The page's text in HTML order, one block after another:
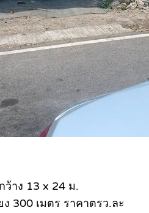
ว้าง 13 x 24 ม.
300 เมตร ราคาตรว.ละ